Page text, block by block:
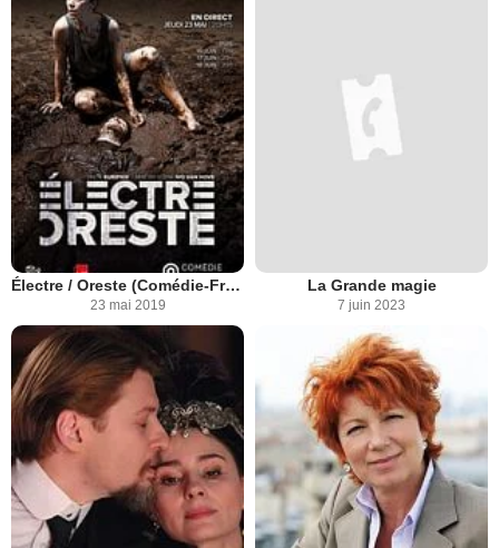
Électre / Oreste (Comédie-Française - Pathé Live)
23 mai 2019
La Grande magie
7 juin 2023